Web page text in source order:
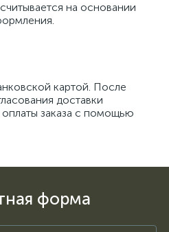
на основании
картой. После
доставки
заказа с помощью
форма